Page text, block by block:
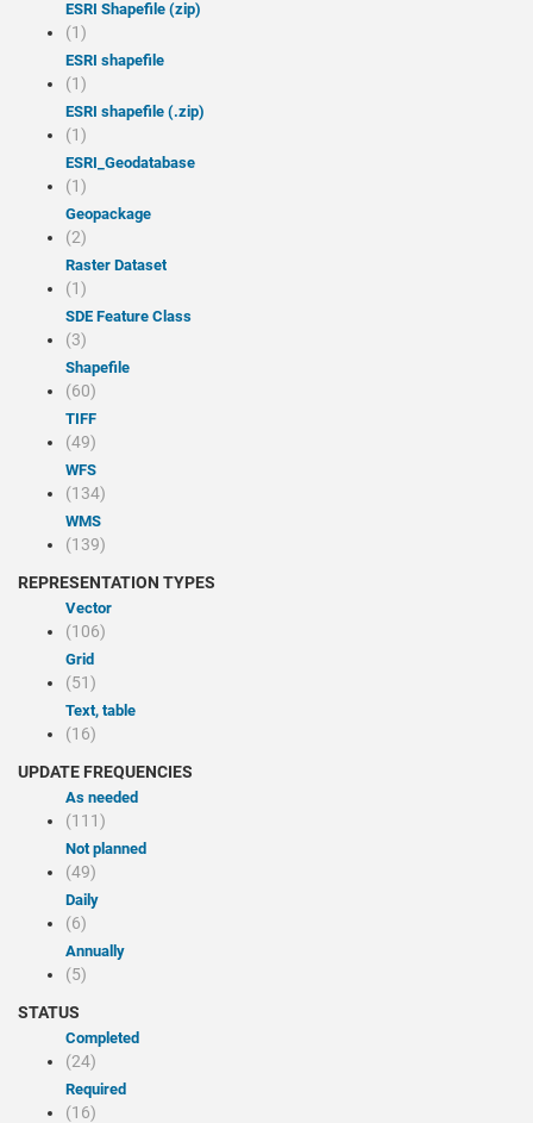
ESRI Shapefile (zip)
(1)
ESRI shapefile
(1)
ESRI shapefile (.zip)
(1)
ESRI_Geodatabase
(1)
Geopackage
(2)
Raster Dataset
(1)
SDE Feature Class
(3)
Shapefile
(60)
TIFF
(49)
WFS
(134)
WMS
(139)
REPRESENTATION TYPES
Vector
(106)
Grid
(51)
Text, table
(16)
UPDATE FREQUENCIES
As needed
(111)
Not planned
(49)
Daily
(6)
Annually
(5)
STATUS
Completed
(24)
Required
(16)